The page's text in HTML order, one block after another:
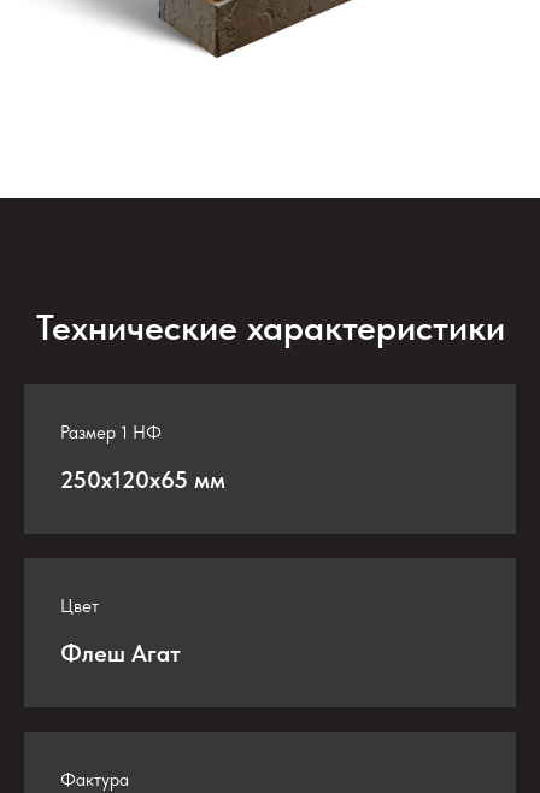
Технические характеристики
Размер 1 НФ
250х120х65 мм
Цвет
Флеш Агат
Фактура